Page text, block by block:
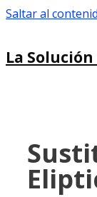
Saltar al
La